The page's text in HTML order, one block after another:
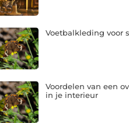
Voetbalkleding voor
Voordelen van een
in je interieur